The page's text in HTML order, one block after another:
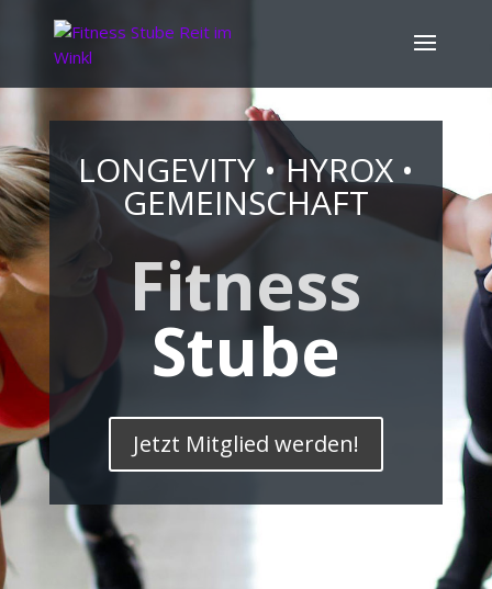
LONGEVITY •HYROX •
GEMEINSCHAFT
Fitness
Stube
Jetzt Mitglied werden!